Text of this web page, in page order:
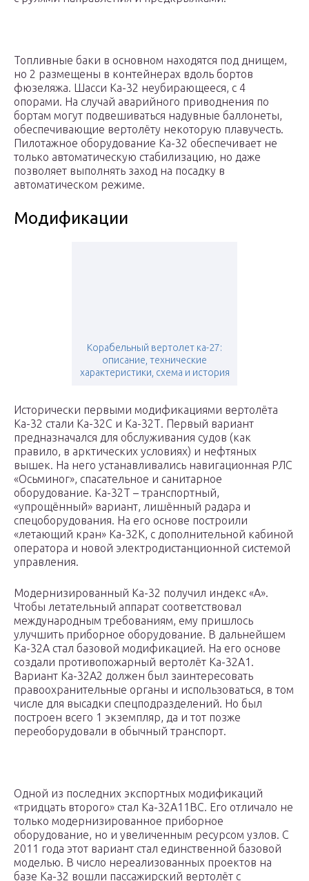
Топливные баки в основном находятся под днищем,
но 2 размещены в контейнерах вдоль бортов
фюзеляжа. Шасси Ка-32 неубирающееся, с 4
опорами. На случай аварийного приводнения по
бортам могут подвешиваться надувные баллонеты,
обеспечивающие вертолёту некоторую плавучесть.
Пилотажное оборудование Ка-32 обеспечивает не
только автоматическую стабилизацию, но даже
позволяет выполнять заход на посадку в
автоматическом режиме.
Модификации
Корабельный вертолет ка-27:
описание, технические
характеристики, схема и история
Исторически первыми модификациями вертолёта
Ка-32 стали Ка-32С и Ка-32Т. Первый вариант
предназначался для обслуживания судов (как
правило, в арктических условиях) и нефтяных
вышек. На него устанавливались навигационная РЛС
«Осьминог», спасательное и санитарное
оборудование. Ка-32Т – транспортный,
«упрощённый» вариант, лишённый радара и
спецоборудования. На его основе построили
«летающий кран» Ка-32К, с дополнительной кабиной
оператора и новой электродистанционной системой
управления.
Модернизированный Ка-32 получил индекс «А».
Чтобы летательный аппарат соответствовал
международным требованиям, ему пришлось
улучшить приборное оборудование. В дальнейшем
Ка-32А стал базовой модификацией. На его основе
создали противопожарный вертолёт Ка-32А1.
Вариант Ка-32А2 должен был заинтересовать
правоохранительные органы и использоваться, в том
числе для высадки спецподразделений. Но был
построен всего 1 экземпляр, да и тот позже
переоборудовали в обычный транспорт.
Одной из последних экспортных модификаций
«тридцать второго» стал Ка-32А11BC. Его отличало не
только модернизированное приборное
оборудование, но и увеличенным ресурсом узлов. С
2011 года этот вариант стал единственной базовой
моделью. В число нереализованных проектов на
базе Ка-32 вошли пассажирский вертолёт с